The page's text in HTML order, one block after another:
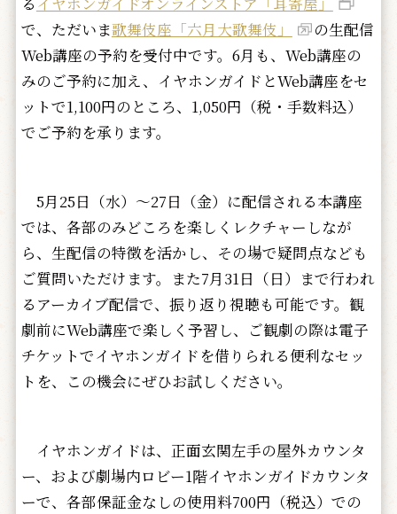
で、ただいま歌舞伎座「六月大歌舞伎」
の生配信
Web講座の予約を受付中です。6月も、Web講座の
みのご予約に加え、イヤホンガイドとWeb講座をセ
ットで1,100円のところ、1,050円（税・手数料込）
でご予約を承ります。
5月25日（水）～27日（金）に配信される本講座
では、各部のみどころを楽しくレクチャーしなが
ら、生配信の特徴を活かし、その場で疑問点なども
ご質問いただけます。また7月31日（日）まで行われ
るアーカイブ配信で、振り返り視聴も可能です。観
劇前にWeb講座で楽しく予習し、ご観劇の際は電子
チケットでイヤホンガイドを借りられる便利なセッ
トを、この機会にぜひお試しください。
イヤホンガイドは、正面玄関左手の屋外カウンタ
ー、および劇場内ロビー1階イヤホンガイドカウンタ
ーで、各部保証金なしの使用料700円（税込）での